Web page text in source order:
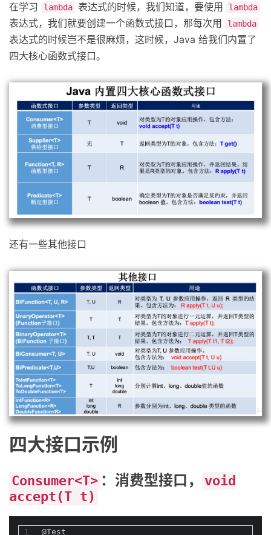
在学习 lambda 表达式的时候，我们知道，要使用 lambda
表达式，我们就要创建一个函数式接口，那每次用 lambda
表达式的时候岂不是很麻烦，这时候，Java 给我们内置了
四大核心函数式接口。
还有一些其他接口
四大接口示例
Consumer<T> ：消费型接口，
void
accept(T t)
1 @Test